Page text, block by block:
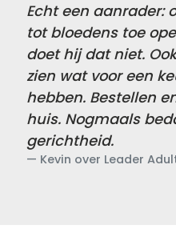
Echt een aanrader:
tot bloedens toe
doet hij dat niet.
zien wat voor een
hebben. Bestellen
huis. Nogmaals
gerichtheid.
Kevin over Leader